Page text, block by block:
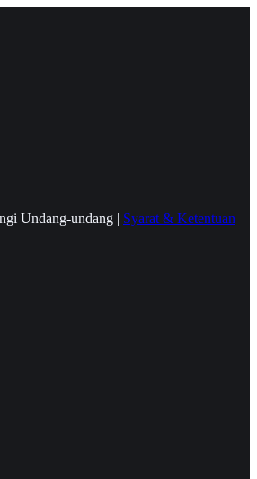
Undang-undang | Syarat & Ketentuan